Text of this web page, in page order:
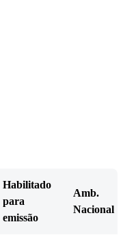
Habilitado
para
emissão
Amb.
Nacional